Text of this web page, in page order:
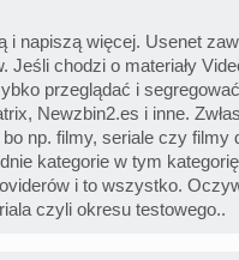
i napiszą więcej. Usenet
chodzi o materiały
przeglądać i
Newzbin2.es i inne.
np. filmy, seriale czy filmy
kategorie w tym
i to wszystko.
czyli okresu testowego..